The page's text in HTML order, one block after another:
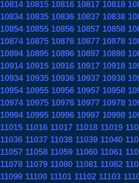
10814 10815 10816 10817 10818
10834 10835 10836 10837 10838
10854 10855 10856 10857 10858
10874 10875 10876 10877 10878
10894 10895 10896 10897 10898
10914 10915 10916 10917 10918
10934 10935 10936 10937 10938
10954 10955 10956 10957 10958
10974 10975 10976 10977 10978
10994 10995 10996 10997 10998
11015 11016 11017 11018 11019
11036 11037 11038 11039 11040
11057 11058 11059 11060 11061
11078 11079 11080 11081 11082
11099 11100 11101 11102 11103